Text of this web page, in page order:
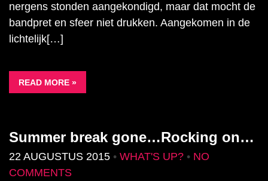
nergens stonden aangekondigd, maar dat mocht de
bandpret en sfeer niet drukken. Aangekomen in de
lichtelijk[…]
READ MORE »
Summer break gone…Rocking on…
22 AUGUSTUS 2015 • WHAT'S UP? • NO
COMMENTS